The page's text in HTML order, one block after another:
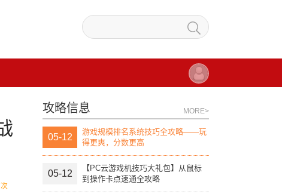
攻略信息 MORE>
05-12
游戏规模排名系统技巧全攻略——玩
得更爽，分数更高
05-12
【PC云游戏机技巧大礼包】从鼠标
到操作卡点速通全攻略